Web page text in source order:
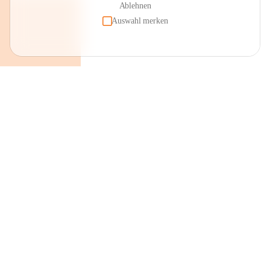
Ablehnen
Auswahl merken